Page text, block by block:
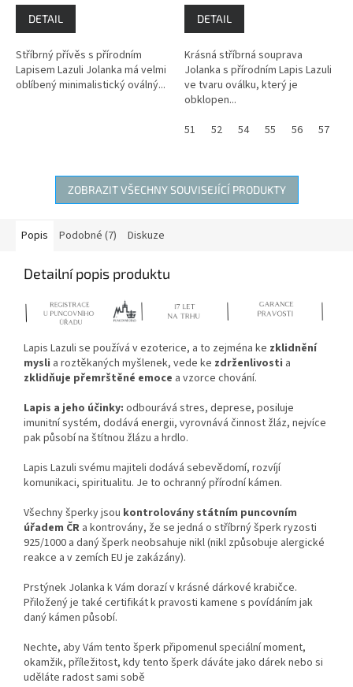
DETAIL
Stříbrný přívěs s přírodním
Lapisem Lazuli Jolanka má velmi
oblíbený minimalistický oválný...
DETAIL
Krásná stříbrná souprava
Jolanka s přírodním Lapis Lazuli
ve tvaru oválku, který je
obklopen...
51
52 54 55 56 57
ZOBRAZIT VŠECHNY SOUVISEJÍCÍ PRODUKTY
Popis Podobné (7) Diskuze
Detailní popis produktu
Lapis Lazuli se používá v ezoterice, a to zejména ke zklidnění
mysli a roztěkaných myšlenek, vede ke zdrženlivosti a
zklidňuje přemrštěné emoce a vzorce chování.
Lapis a jeho účinky: odbourává stres, deprese, posiluje
imunitní systém, dodává energii, vyrovnává činnost žláz, nejvíce
pak působí na štítnou žlázu a hrdlo.
Lapis Lazuli svému majiteli dodává sebevědomí, rozvíjí
komunikaci, spiritualitu. Je to ochranný přírodní kámen.
Všechny šperky jsou kontrolovány státním puncovním
úřadem ČR a kontrovány, že se jedná o stříbrný šperk ryzosti
925/1000 a daný šperk neobsahuje nikl (nikl způsobuje alergické
reakce a v zemích EU je zakázány).
Prstýnek Jolanka k Vám dorazí v krásné dárkové krabičce.
Přiložený je také certifikát k pravosti kamene s povídáním jak
daný kámen působí.
Nechte, aby Vám tento šperk připomenul speciální moment,
okamžik, příležitost, kdy tento šperk dáváte jako dárek nebo si
uděláte radost sami sobě